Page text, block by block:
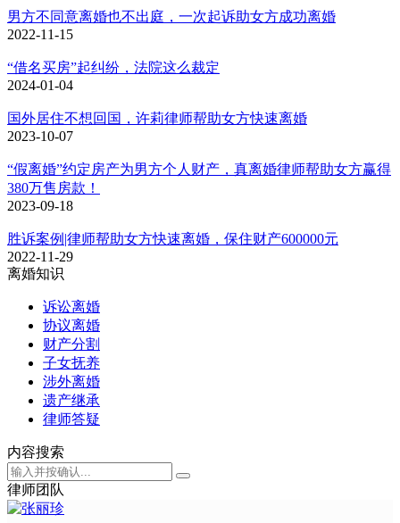
男方不同意离婚也不出庭，一次起诉助女方成功离婚
2022-11-15
“借名买房”起纠纷，法院这么裁定
2024-01-04
国外居住不想回国，许莉律师帮助女方快速离婚
2023-10-07
“假离婚”约定房产为男方个人财产，真离婚律师帮助女方赢得
380万售房款！
2023-09-18
胜诉案例|律师帮助女方快速离婚，保住财产600000元
2022-11-29
离婚知识
诉讼离婚
协议离婚
财产分割
子女抚养
涉外离婚
遗产继承
律师答疑
内容搜索
律师团队